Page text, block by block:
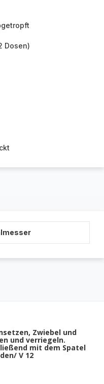
Dosen)
Zwiebel und
und verriegeln.
mit dem Spatel
V 12